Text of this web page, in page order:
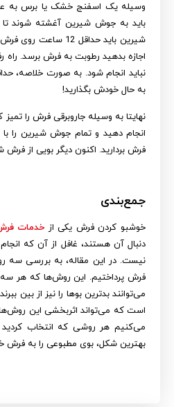
وسیله یک اسفنج خشک یا برس به
باید به جوش شیرین آغشته شوند
شیرین باید حداقل 12
اجازه بدهید رطوبت به فرش برسد.
نباید انجام شود. به صورت خلاصه،
به حال خودش بگذارید!
نهایتا به وسیله جاروبرقی فرش را تمیز
انجام دهید و تمام جوش شیرین را
فرش بردارید. اکنون دیگر بویی از
جمع‌بندی
خوشبو کردن فرش یکی از خدمات
دنبال آن هستند، غافل از آن که
نیست. در این مقاله، به بررسی سه
فرش پرداختیم. این روش‌ها که هر
می‌توانند بدترین بوها را نیز از بین
است که می‌تواند اثربخشی این روش‌ها
می‌کنیم هر روشی که انتخاب کردید
بهترین شکل، بوی مطبوعی را به فرش